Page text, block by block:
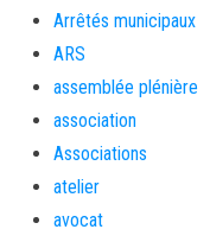
Arrêtés municipaux
ARS
assemblée plénière
association
Associations
atelier
avocat